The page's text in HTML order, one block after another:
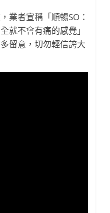
業者宣稱「順暢SO：
就不會有痛的感覺」
留意，切勿輕信誇大